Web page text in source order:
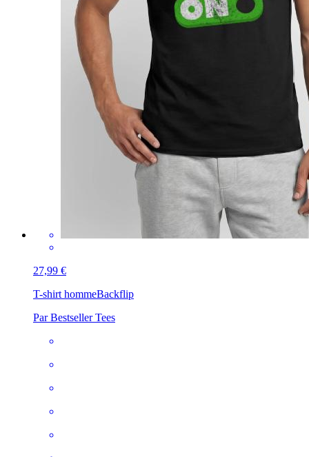
27,99 €
T-shirt hommeBackflip
Par Bestseller Tees